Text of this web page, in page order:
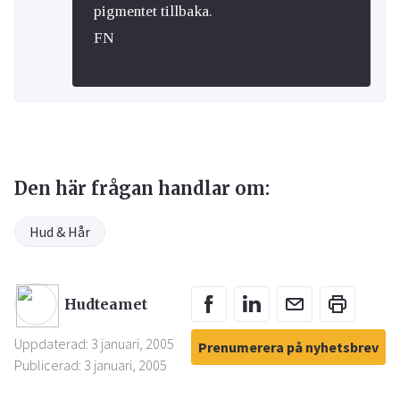
pigmentet tillbaka.
FN
Den här frågan handlar om:
Hud & Hår
Hudteamet
Uppdaterad: 3 januari, 2005
Publicerad: 3 januari, 2005
Prenumerera på nyhetsbrev